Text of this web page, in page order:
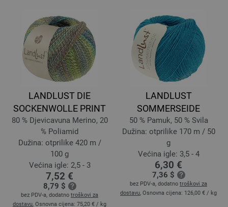
LANDLUST DIE
SOCKENWOLLE PRINT
80 % Djevicavuna Merino, 20
% Poliamid
Dužina: otprilike 420 m /
100 g
Većina igle: 2,5 - 3
7,52 €
8,79 $
bez PDV-a, dodatno troškovi za
dostavu, Osnovna cijena: 75,20 € / kg
LANDLUST
SOMMERSEIDE
50 % Pamuk, 50 % Svila
Dužina: otprilike 170 m / 50
g
Većina igle: 3,5 - 4
6,30 €
7,36 $
bez PDV-a, dodatno troškovi za
dostavu, Osnovna cijena: 126,00 € / kg